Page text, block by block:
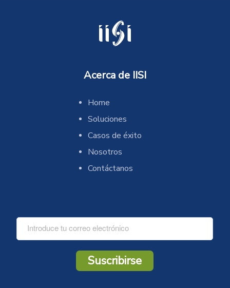
Acerca de IISI
Home
Soluciones
Casos de éxito
Nosotros
Contáctanos
C
r
Suscribirse